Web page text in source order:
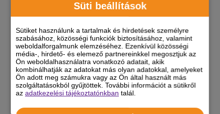
Süti beállítások
Sütiket használunk a tartalmak és hirdetések személyre
szabásához, közösségi funkciók biztosításához, valamint
weboldalforgalmunk elemzéséhez. Ezenkívül közösségi
média-, hirdető- és elemező partnereinkkel megosztjuk az
Ön weboldalhasználatra vonatkozó adatait, akik
kombinálhatják az adatokat más olyan adatokkal, amelyeket
Ön adott meg számukra vagy az Ön által használt más
szolgáltatásokból gyűjtöttek. További információt a sütikről
azadatkezelési tájékoztatónkban talál.
A jóságos óriás, akit mindenki imád: berni
pásztor fajtabemutató
A berni pásztorkutya egy rendkívül sokoldalú
munkakutya a svájci Alpokból származik.
Tudj meg róla mindent fajtaleírásunkból!